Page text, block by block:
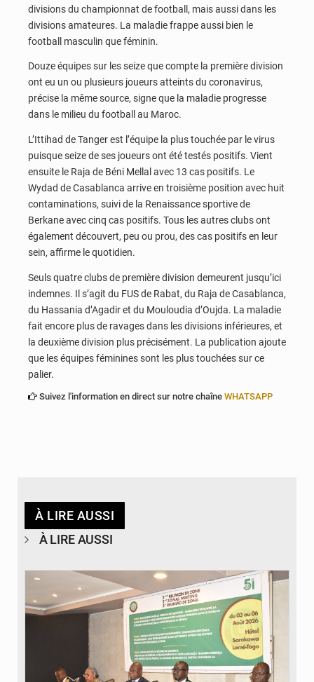
divisions du championnat de football, mais aussi dans les
divisions amateures. La maladie frappe aussi bien le
football masculin que féminin.
Douze équipes sur les seize que compte la première division
ont eu un ou plusieurs joueurs atteints du coronavirus,
précise la même source, signe que la maladie progresse
dans le milieu du football au Maroc.
L’Ittihad de Tanger est l’équipe la plus touchée par le virus
puisque seize de ses joueurs ont été testés positifs. Vient
ensuite le Raja de Béni Mellal avec 13 cas positifs. Le
Wydad de Casablanca arrive en troisième position avec huit
contaminations, suivi de la Renaissance sportive de
Berkane avec cinq cas positifs. Tous les autres clubs ont
également découvert, peu ou prou, des cas positifs en leur
sein, affirme le quotidien.
Seuls quatre clubs de première division demeurent jusqu’ici
indemnes. Il s’agit du FUS de Rabat, du Raja de Casablanca,
du Hassania d’Agadir et du Mouloudia d’Oujda. La maladie
fait encore plus de ravages dans les divisions inférieures, et
la deuxième division plus précisément. La publication ajoute
que les équipes féminines sont les plus touchées sur ce
palier.
Suivez l'information en direct sur notre chaîne WHATSAPP
À LIRE AUSSI
À LIRE AUSSI